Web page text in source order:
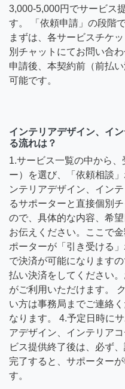
3,000-5,000円でサービス
す。 「依頼申請」の段階
まずは、各サービスチケ
別チャットにてお問い合
申請後、本契約前（前払
可能です。
インテリアデザイン、イ
る流れは？
1.サービス一覧の中から
ー）を選び、「依頼相談
ンテリアデザイン、イン
るサポーターと直接個別
ので、具体的な内容、希
お伝えください。ここで
ポーターが「引き受ける
で決済が可能になります
払い決済をしてください
がご利用いただけます。
い方は事務局までご連絡
なります。 4.予定日時に
アデザイン、インテリア
ビス提供終了後は、必ず
完了すると、サポーター
す。